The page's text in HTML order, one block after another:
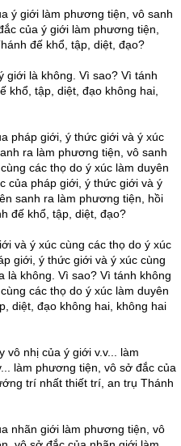
ý giới làm phương tiện, vô sanh
của ý giới làm phương tiện,
đế khổ, tập, diệt, đạo?
giới là không. Vì sao? Vì tánh
khổ, tập, diệt, đạo không hai,
pháp giới, ý thức giới và ý xúc
ra làm phương tiện, vô sanh
các thọ do ý xúc làm duyên
của pháp giới, ý thức giới và ý
sanh ra làm phương tiện, hồi
đế khổ, tập, diệt, đạo?
và ý xúc cùng các thọ do ý xúc
giới, ý thức giới và ý xúc cùng
là không. Vì sao? Vì tánh không
các thọ do ý xúc làm duyên
diệt, đạo không hai, không hai
vô nhị của ý giới v.v... làm
làm phương tiện, vô sở đắc của
trí nhất thiết trí, an trụ Thánh
nhãn giới làm phương tiện, vô